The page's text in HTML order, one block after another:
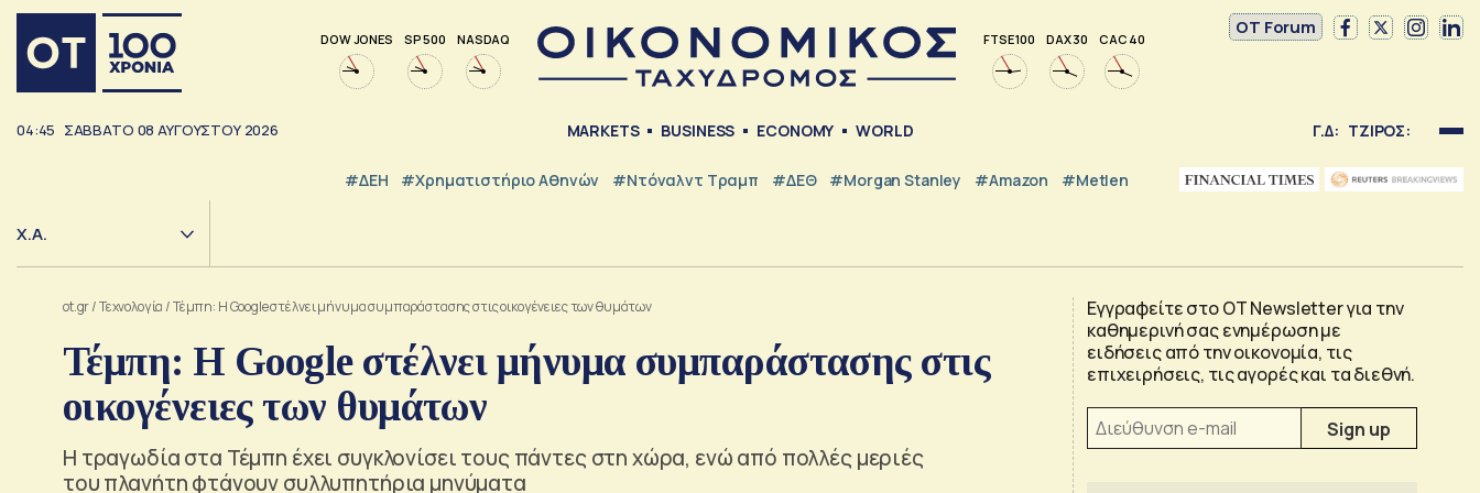
DOW JONES SP 500 NASDAQ FTSE 100 DAX 30 CAC 40
OT Forum
04:45 ΣΑΒΒΑΤΟ 08 ΑΥΓΟΥΣΤΟΥ 2026 MARKETS BUSINESS ECONOMY WORLD Γ.Δ: ΤΖΙΡΟΣ:
#ΔΕΗ #Χρηματιστήριο Αθηνών #Ντόναλντ Τραμπ #ΔΕΘ #Morgan Stanley #Amazon #Metlen
Χ.Α.
ot.gr/Τεχνολογία /Τέμπη: Η Google στέλνει μήνυμα συμπαράστασης στις οικογένειες των θυμάτων
Τέμπη: Η Google στέλνει μήνυμα συμπαράστασης στις
οικογένειες των θυμάτων
Η τραγωδία στα Τέμπη έχει συγκλονίσει τους πάντες στη χώρα, ενώ από πολλές μεριές
του πλανήτη φτάνουν συλλυπητήρια μηνύματα
Εγγραφείτε στο OT Newsletter για την
καθημερινή σας ενημέρωση με
ειδήσεις από την οικονομία, τις
επιχειρήσεις, τις αγορές και τα διεθνή.